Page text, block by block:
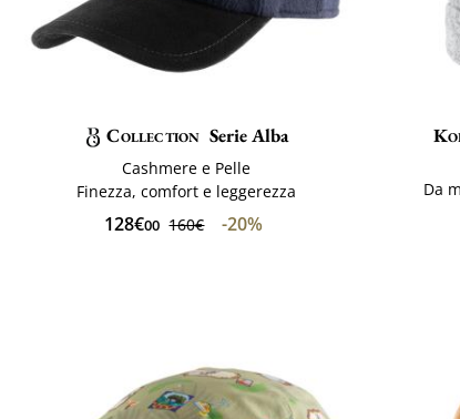
Collection Serie Alba
Cashmere e Pelle
Finezza, comfort e leggerezza
128€00 160€ -20%
Da